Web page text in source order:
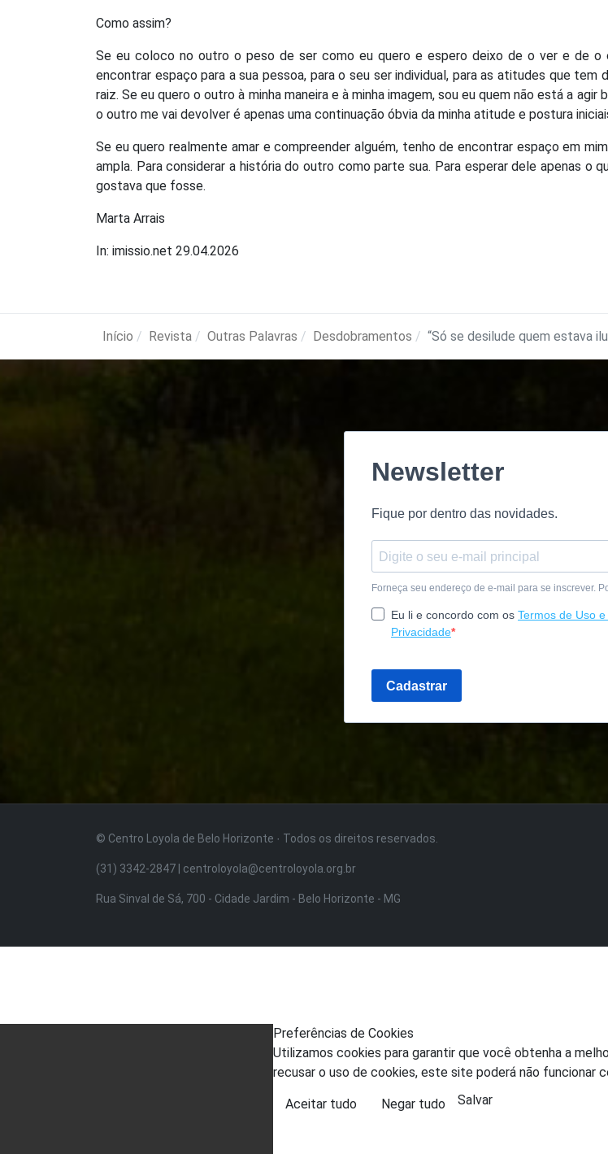
Como assim?
Se eu coloco no outro o peso de ser como eu quero e espero deixo de o ver e de o
encontrar espaço para a sua pessoa, para o seu ser individual, para as atitudes que tem
raiz. Se eu quero o outro à minha maneira e à minha imagem, sou eu quem não está a agir
o outro me vai devolver é apenas uma continuação óbvia da minha atitude e postura
Se eu quero realmente amar e compreender alguém, tenho de encontrar espaço em
ampla. Para considerar a história do outro como parte sua. Para esperar dele apenas o
gostava que fosse.
Marta Arrais
In: imissio.net 29.04.2026
Início Revista Outras Palavras Desdobramentos “Só se desilude quem estava
© Centro Loyola de Belo Horizonte · Todos os direitos reservados.
(31) 3342-2847 | centroloyola@centroloyola.org.br
Rua Sinval de Sá, 700 - Cidade Jardim - Belo Horizonte - MG
Preferências de Cookies
Utilizamos cookies para garantir que você obtenha a
recusar o uso de cookies, este site poderá não funcionar
Aceitar tudo Negar tudo Salvar